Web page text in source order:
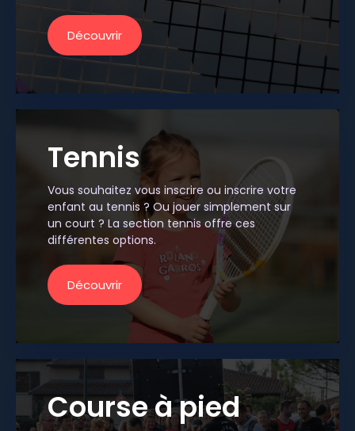
Découvrir
Tennis
Vous souhaitez vous inscrire ou inscrire votre
enfant au tennis ? Ou jouer simplement sur
un court ? La section tennis offre ces
différentes options.
Découvrir
Course à pied